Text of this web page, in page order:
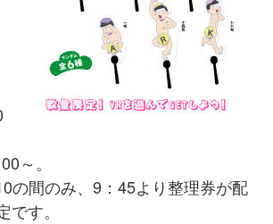
～。
の間のみ、9：45より整理券が配
す。